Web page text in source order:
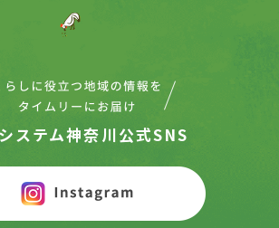
ステム神奈川公式SNS